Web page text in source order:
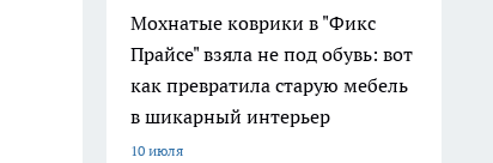
Мохнатые коврики в "Фикс
Прайсе" взяла не под обувь: вот
как превратила старую мебель
в шикарный интерьер
10 июля